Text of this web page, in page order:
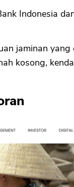
Indonesia
jaminan
kosong,